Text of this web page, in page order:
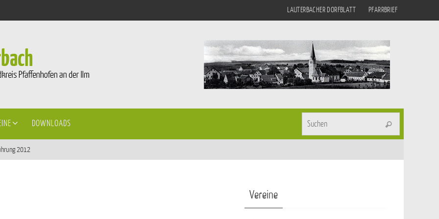
LAUTERBACHER DORFBLATT PFARRBRIEF
DOWNLOADS Suchen
2012
Vereine